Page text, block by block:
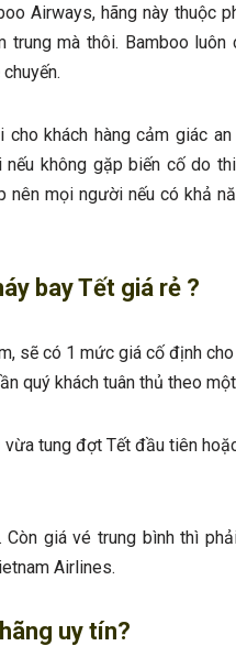
Airways, hãng này thuộc
mà thôi. Bamboo
khách hàng cảm giác
không gặp biến cố do
mọi người nếu có khả
bay Tết giá rẻ ?
sẽ có 1 mức giá cố định
quý khách tuân thủ theo
tung đợt Tết đầu tiên
giá vé trung bình thì
Airlines.
uy tín?